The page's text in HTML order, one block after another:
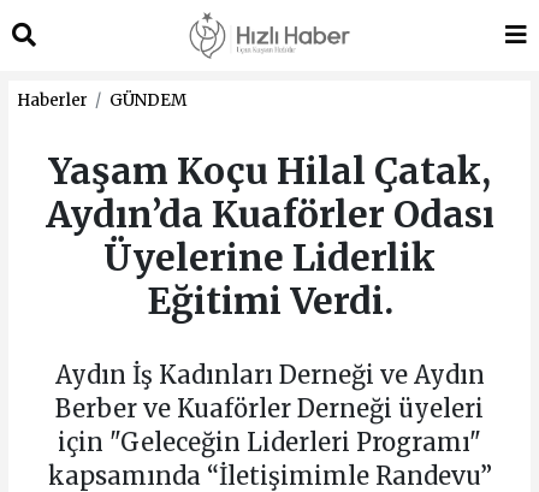
Haberler GÜNDEM
Yaşam Koçu Hilal Çatak,
Aydın’da Kuaförler Odası
Üyelerine Liderlik
Eğitimi Verdi.
Aydın İş Kadınları Derneği ve Aydın
Berber ve Kuaförler Derneği üyeleri
için "Geleceğin Liderleri Programı"
kapsamında “İletişimimle Randevu”